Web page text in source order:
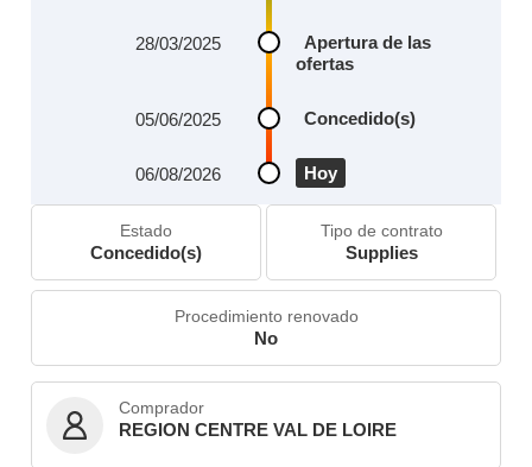
Apertura de las
ofertas
28/03/2025
Concedido(s)
05/06/2025
Hoy
06/08/2026
Estado
Concedido(s)
Tipo de contrato
Supplies
Procedimiento renovado
No
Comprador
REGION CENTRE VAL DE LOIRE